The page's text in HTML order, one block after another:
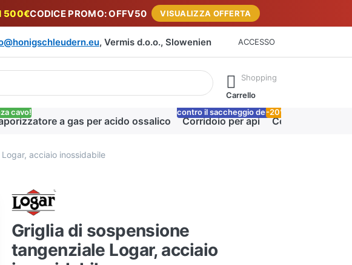
500€CODICE PROMO: OFFV50 VISUALIZZA OFFERTA
, Vermis d.o.o., Slowenien ACCESSO
durante la digitazione. Premere il tasto Invio per richiamare
Shopping
Carrello
a gas per acido ossalico
cavo!
Corridoio per api
contro il saccheggio delle api
Coperta miele
-20%
acciaio inossidabile
Griglia di sospensione
tangenziale Logar, acciaio